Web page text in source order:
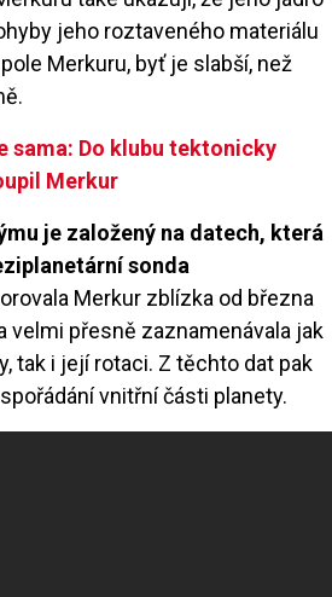
jeho roztaveného materiálu
Merkuru, byť je slabší, než
sama: Do klubu tektonicky
Merkur
je založený na datech, která
sonda
Merkur zblízka od března
velmi přesně zaznamenávala jak
tak i její rotaci. Z těchto dat pak
vnitřní části planety.